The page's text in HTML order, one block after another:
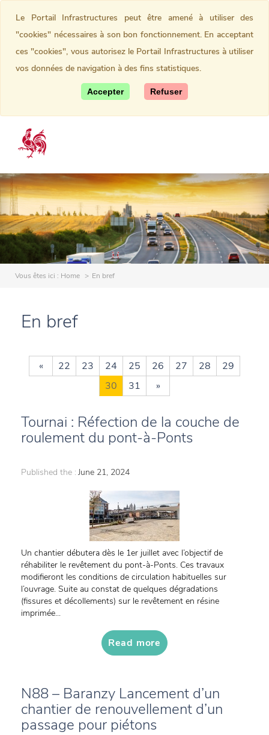
Vous êtes ici : Home En bref
En bref
« 22 23 24 25 26 27 28
29
30
31 »
Tournai : Réfection de la couche de
roulement du pont-à-Ponts
Published the : June 21, 2024
Un chantier débutera dès le 1er juillet avec l’objectif de
réhabiliter le revêtement du pont-à-Ponts. Ces travaux
modifieront les conditions de circulation habituelles sur
l’ouvrage. Suite au constat de quelques dégradations
(fissures et décollements) sur le revêtement en résine
imprimée...
Read more
N88 – Baranzy Lancement d’un
chantier de renouvellement d’un
passage pour piétons
Le Portail Infrastructures peut être amené à utiliser des
"cookies" nécessaires à son bon fonctionnement. En acceptant
ces "cookies", vous autorisez le Portail Infrastructures à utiliser
vos données de navigation à des fins statistiques.
Accepter Refuser